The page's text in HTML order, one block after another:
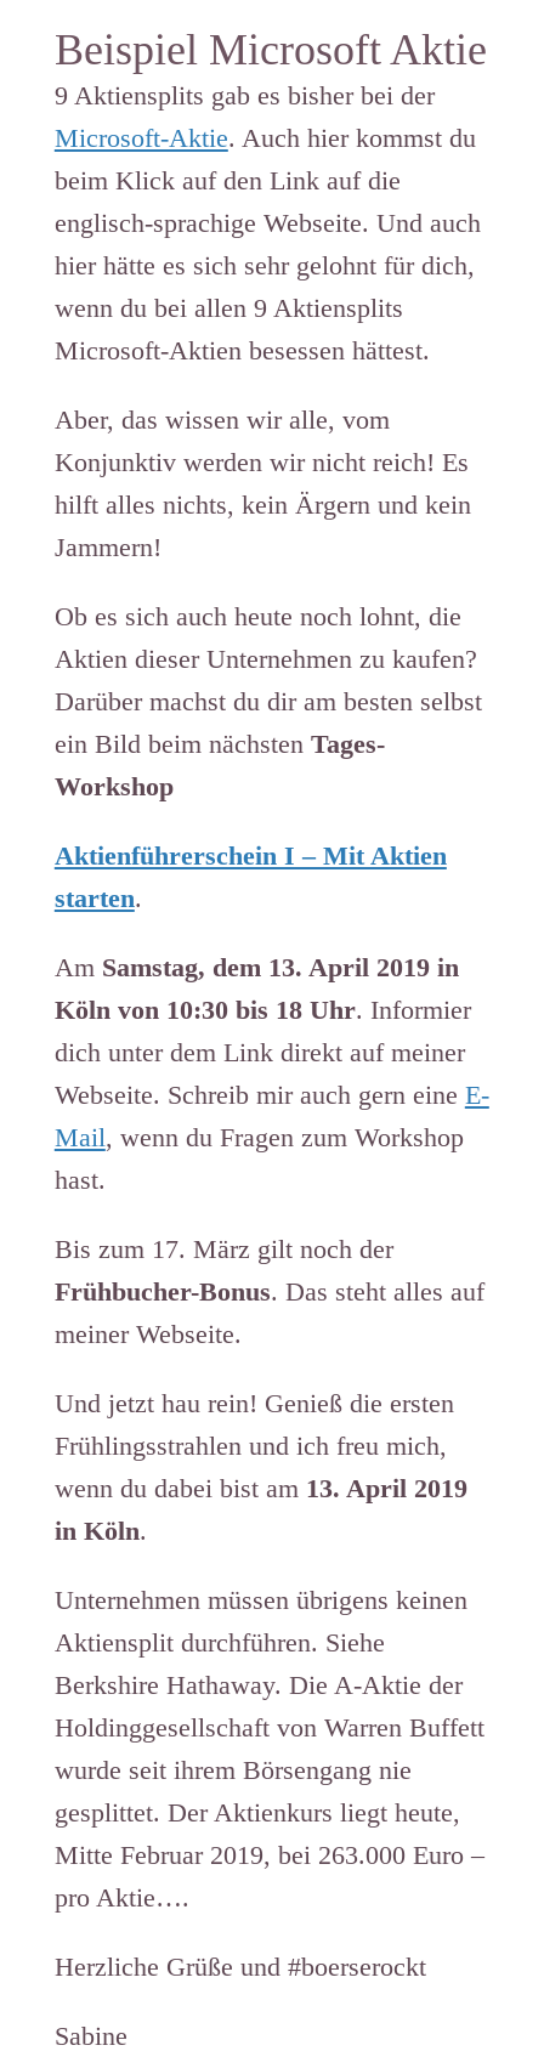
Beispiel Microsoft Aktie
9 Aktiensplits gab es bisher bei der
Microsoft-Aktie. Auch hier kommst du
beim Klick auf den Link auf die
englisch-sprachige Webseite. Und auch
hier hätte es sich sehr gelohnt für dich,
wenn du bei allen 9 Aktiensplits
Microsoft-Aktien besessen hättest.
Aber, das wissen wir alle, vom
Konjunktiv werden wir nicht reich! Es
hilft alles nichts, kein Ärgern und kein
Jammern!
Ob es sich auch heute noch lohnt, die
Aktien dieser Unternehmen zu kaufen?
Darüber machst du dir am besten selbst
ein Bild beim nächsten Tages-
Workshop
Aktienführerschein I – Mit Aktien
starten.
Am Samstag, dem 13. April 2019 in
Köln von 10:30 bis 18 Uhr. Informier
dich unter dem Link direkt auf meiner
Webseite. Schreib mir auch gern eine E-
Mail, wenn du Fragen zum Workshop
hast.
Bis zum 17. März gilt noch der
Frühbucher-Bonus. Das steht alles auf
meiner Webseite.
Und jetzt hau rein! Genieß die ersten
Frühlingsstrahlen und ich freu mich,
wenn du dabei bist am 13. April 2019
in Köln.
Unternehmen müssen übrigens keinen
Aktiensplit durchführen. Siehe
Berkshire Hathaway. Die A-Aktie der
Holdinggesellschaft von Warren Buffett
wurde seit ihrem Börsengang nie
gesplittet. Der Aktienkurs liegt heute,
Mitte Februar 2019, bei 263.000 Euro –
pro Aktie….
Herzliche Grüße und #boerserockt
Sabine